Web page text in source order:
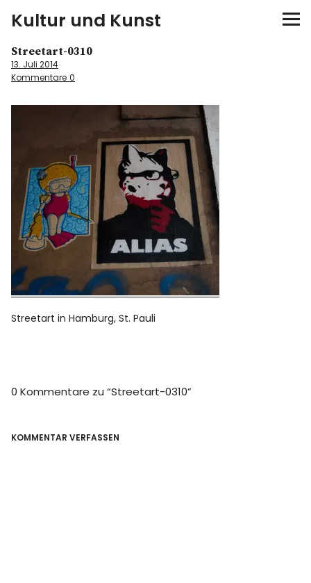
Kultur und Kunst
kultur & kunst
Konzerte
Museen bei…
Bloggerreisen
Über mich
Streetart-0310
13. Juli 2014
Kommentare 0
Streetart in Hamburg, St. Pauli
0 Kommentare zu “Streetart-0310”
KOMMENTAR VERFASSEN